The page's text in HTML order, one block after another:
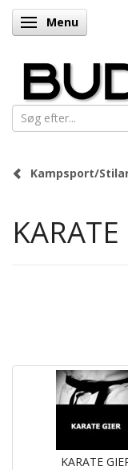
Skifte navigation
Menu
Kampsport/
KARATE
KARATE